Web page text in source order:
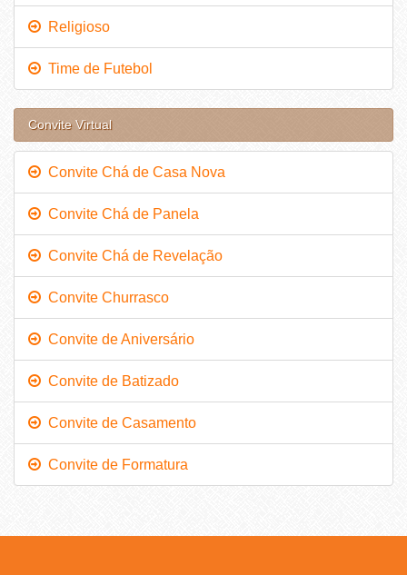
Religioso
Time de Futebol
Convite Virtual
Convite Chá de Casa Nova
Convite Chá de Panela
Convite Chá de Revelação
Convite Churrasco
Convite de Aniversário
Convite de Batizado
Convite de Casamento
Convite de Formatura